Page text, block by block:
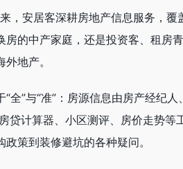
，安居客深耕房地产信息服务，
房的中产家庭，还是投资客、租房
地产。
“全”与“准”：房源信息由房产经纪
贷计算器、小区测评、房价走势等
策到装修避坑的各种疑问。